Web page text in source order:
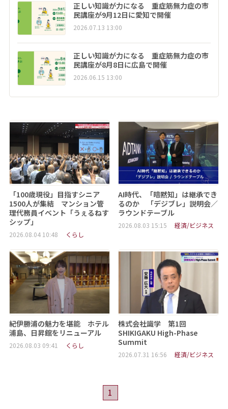
正しい知識が力になる 重症筋無力症の市
民講座が9月12日に愛知で開催
2026.07.13 13:00
正しい知識が力になる 重症筋無力症の市
民講座が8月8日に広島で開催
2026.06.15 13:00
「100歳現役」目指すシニア
1500人が集結 マンション管
理代務員イベント「うぇるねす
シップ」
2026.08.04 10:48 くらし
AI時代、「暗黙知」は継承でき
るのか 「デジブレ」説明会／
ラウンドテーブル
2026.08.03 15:15 経済/ビジネス
紀伊勝浦の魅力を堪能 ホテル
浦島、日昇館をリニューアル
2026.08.03 09:41 くらし
株式会社識学 第1回
SHIKIGAKU High-Phase
Summit
2026.07.31 16:56 経済/ビジネス
1